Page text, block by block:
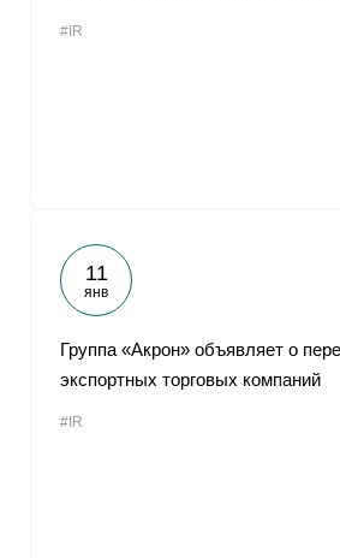
#IR
11
янв
Группа «Акрон» объявляет о
экспортных торговых компаний
#IR